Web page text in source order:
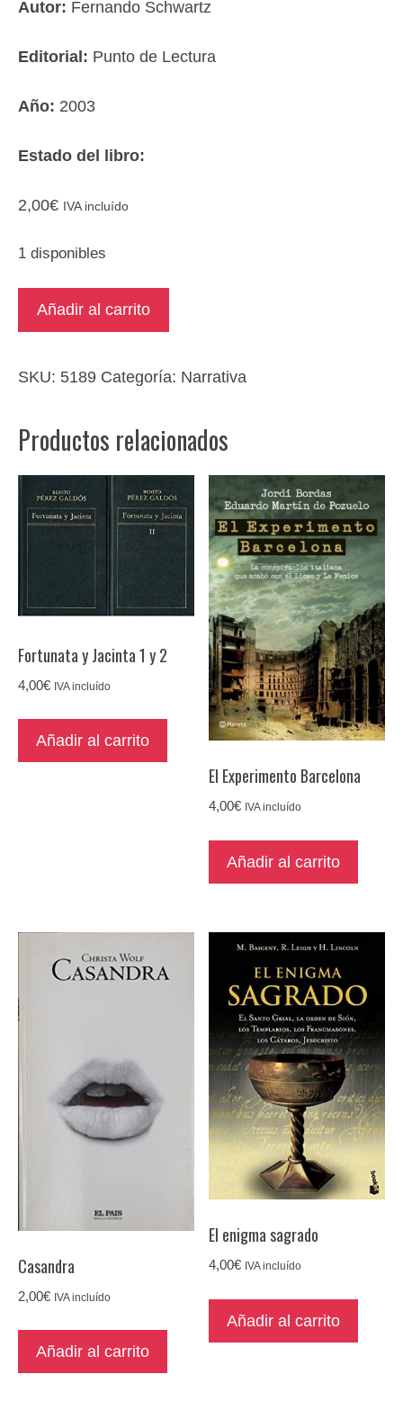
Autor: Fernando Schwartz
Editorial: Punto de Lectura
Año: 2003
Estado del libro:
2,00€ IVA incluído
1 disponibles
Cambio
veinticinco
una
de
cincuenta
cantidad
Añadir al carrito
SKU: 5189 Categoría: Narrativa
Productos relacionados
Fortunata y Jacinta 1 y 2
4,00€ IVA incluído
Añadir al carrito
El Experimento Barcelona
4,00€ IVA incluído
Añadir al carrito
Casandra
2,00€ IVA incluído
Añadir al carrito
El enigma sagrado
4,00€ IVA incluído
Añadir al carrito